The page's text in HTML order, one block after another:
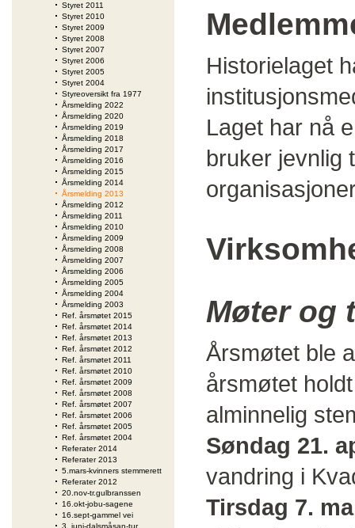
Styret 2011
Styret 2010
Styret 2009
Styret 2008
Styret 2007
Styret 2006
Styret 2005
Styret 2004
Styreoversikt fra 1977
Årsmelding 2022
Årsmelding 2020
Årsmelding 2019
Årsmelding 2018
Årsmelding 2017
Årsmelding 2016
Årsmelding 2015
Årsmelding 2014
Årsmelding 2013
Årsmelding 2012
Årsmelding 2011
Årsmelding 2010
Årsmelding 2009
Årsmelding 2008
Årsmelding 2007
Årsmelding 2006
Årsmelding 2005
Årsmelding 2004
Årsmelding 2003
Ref. årsmøtet 2015
Ref. årsmøtet 2014
Ref. årsmøtet 2013
Ref. årsmøtet 2012
Ref. årsmøtet 2011
Ref. årsmøtet 2010
Ref. årsmøtet 2009
Ref. årsmøtet 2008
Ref. årsmøtet 2007
Ref. årsmøtet 2006
Ref. årsmøtet 2005
Ref. årsmøtet 2004
Referater 2014
Referater 2013
5.mars-kvinners stemmerett
Referater 2012
20.nov-tr.gulbranssen
16.okt-jobu-sagene
16.sept-gammel vei
3. juni-dalsmåsan-tur
Historielaget
Laget har nå
bruker jevnlig
Møter og
Årsmøtet ble
årsmøtet
alminnelig
Søndag 21.
vandring i
Tirsdag 7.